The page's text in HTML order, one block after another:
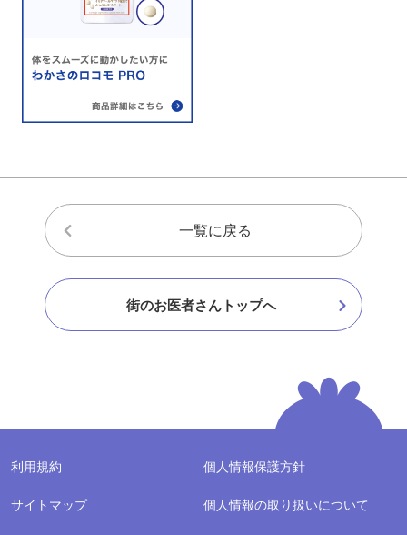
一覧に戻る
街のお医者さんトップへ
利用規約 個人情報保護方針
サイトマップ 個人情報の取り扱いについて